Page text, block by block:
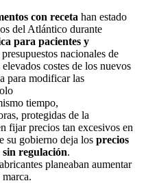
con receta han estado
del Atlántico durante
para pacientes y
nacionales de
costes de los nuevos
para modificar las
tiempo,
protegidas de la
fijar precios tan excesivos en
su gobierno deja los precios
sin regulación.
planeaban aumentar